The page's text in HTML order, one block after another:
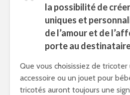
la possibilité de
uniques et
de l’amour et de
porte au
Que vous choisissiez de
accessoire ou un jouet pour
tricotés auront toujours une